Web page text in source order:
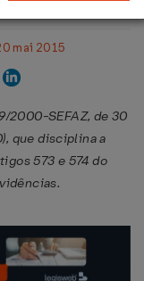
mai 2015
2000-SEFAZ, de 30
que disciplina a
573 e 574 do